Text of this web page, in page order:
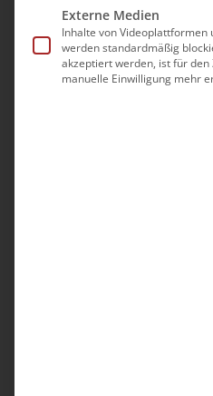
94,00€
Okt. 2026
Do. 13:00-16:00
Externe Medien
Inhalte von
werden standardmäßig
akzeptiert werden, ist für
manuelle Einwilligung mehr